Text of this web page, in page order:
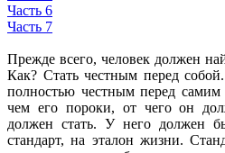
Часть 6
Часть 7
Прежде всего, человек должен
Как? Стать честным перед
полностью честным перед
чем его пороки, от чего он
должен стать. У него должен
стандарт, на эталон жизни.